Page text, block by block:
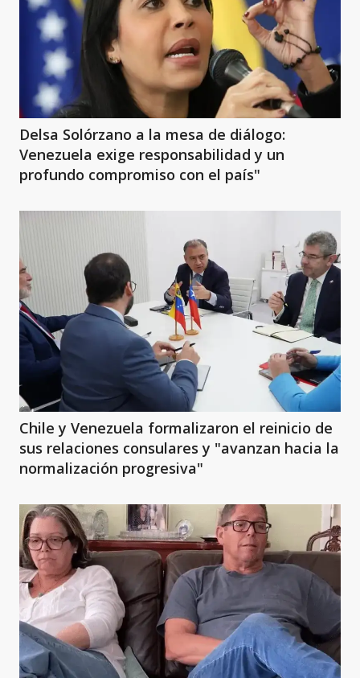
Delsa Solórzano a la mesa de diálogo:
Venezuela exige responsabilidad y un
profundo compromiso con el país"
Chile y Venezuela formalizaron el reinicio de
sus relaciones consulares y "avanzan hacia la
normalización progresiva"